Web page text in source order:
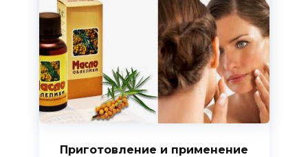
Приготовление и применение